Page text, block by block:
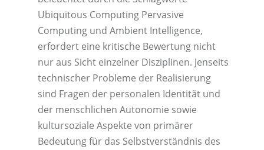
Ubiquitous Computing Pervasive
Computing und Ambient Intelligence‚
erfordert eine kritische Bewertung nicht
nur aus Sicht einzelner Disziplinen. Jenseits
technischer Probleme der Realisierung
sind Fragen der personalen Identität und
der menschlichen Autonomie sowie
kultursoziale Aspekte von primärer
Bedeutung für das Selbstverständnis des